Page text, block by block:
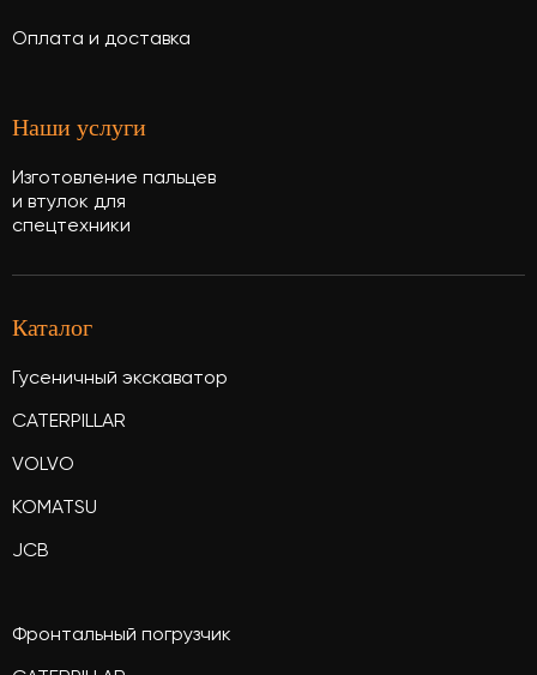
Наши услуги
Изготовление пальцев
и втулок для
спецтехники
Оплата и доставка
Каталог
Гусеничный экскаватор
CATERPILLAR
VOLVO
KOMATSU
JCB
Фронтальный погрузчик